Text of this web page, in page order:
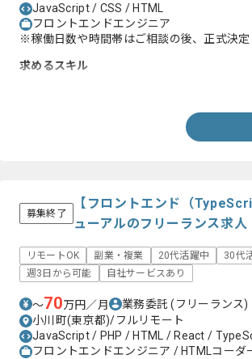
JavaScript / CSS / HTML
フロントエンドエンジニア
※稼働日数や時間帯はご相談の後、正式決定
求めるスキル
募集終了
【フロントエンド（
ューアルのフリーランス求人
リモートOK 副業・複業 20代活躍中 30代
週3日から可能
自社サービスあり
〜70万円／月 業務委託(フリーランス)
小川町(東京都)/フルリモート
JavaScript / PHP / HTML / React /
フロントエンドエンジニア / HTMLコーダ